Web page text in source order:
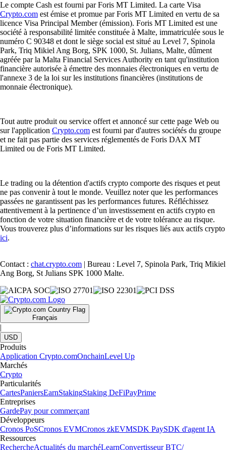
Le compte Cash est fourni par Foris MT Limited. La carte Visa
Crypto.com est émise et promue par Foris MT Limited en vertu de sa
licence Visa Principal Member (émission). Foris MT Limited est une
société à responsabilité limitée constituée à Malte, immatriculée sous le
numéro C 90348 et dont le siège social est situé au Level 7, Spinola
Park, Triq Mikiel Ang Borg, SPK 1000, St. Julians, Malte, dûment
agréée par la Malta Financial Services Authority en tant qu'institution
financière autorisée à émettre des monnaies électroniques en vertu de
l'annexe 3 de la loi sur les institutions financières (institutions de
monnaie électronique).
Tout autre produit ou service offert et annoncé sur cette page Web ou
sur l'application Crypto.com est fourni par d'autres sociétés du groupe
et ne fait pas partie des services réglementés de Foris DAX MT
Limited ou de Foris MT Limited.
Le trading ou la détention d'actifs crypto comporte des risques et peut
ne pas convenir à tout le monde. Veuillez noter que les performances
passées ne garantissent pas les performances futures. Réfléchissez
attentivement à la pertinence d’un investissement en actifs crypto en
fonction de votre situation financière et de votre tolérance au risque.
Vous trouverez plus d’informations sur les risques liés aux actifs crypto
ici.
Contact : chat.crypto.com | Bureau : Level 7, Spinola Park, Triq Mikiel
Ang Borg, St Julians SPK 1000 Malte.
Français
|
USD
Produits
Application Crypto.comOnchainLevel Up
Marchés
Crypto
Particularités
CartesPaniersEarnStakingStaking DeFiPayPrime
Entreprises
GardePay pour commerçant
Développeurs
Cronos PoSCronos EVMCronos zkEVMSDK PaySDK d'agent IA
Ressources
RechercheActualités du marchéLearnConvertisseur BTC/